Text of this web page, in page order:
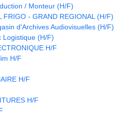
/ Monteur (H/F)
FRIGO - GRAND REGIONAL (H/F)
d'Archives Audiovisuelles (H/F)
Logistique (H/F)
H/F
H/F
H/F
H/F